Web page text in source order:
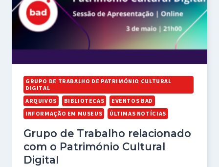
GRUPO DE TRABALHO DE PATRIMÓNIO CULTURAL
DIGITAL
ARQUIVOS
BIBLIOTECAS
EVENTOS BAD
INFORMAÇÃO EM MUSEUS
ÚLTIMAS NOTÍCIAS
Grupo de Trabalho relacionado
com o Património Cultural
Digital